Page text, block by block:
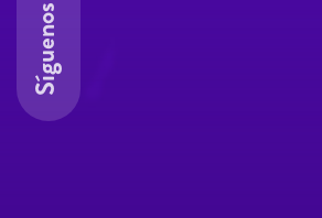
Síguenos